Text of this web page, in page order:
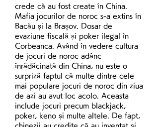
crede că au fost create în China.
Mafia jocurilor de noroc s-a extins în
Bacău şi la Braşov. Dosar de
evaziune fiscală și poker ilegal în
Corbeanca. Având în vedere cultura
de jocuri de noroc adânc
înrădăcinată din China, nu este o
surpriză faptul că multe dintre cele
mai populare jocuri de noroc din ziua
de azi au avut loc acolo. Aceasta
include jocuri precum blackjack,
poker, keno și multe altele. De fapt,
chinezii au credite că au inventat și